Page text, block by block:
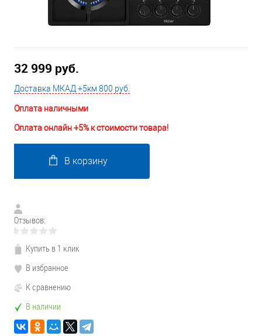
32 999 руб.
Доставка МКАД +5км 800 руб.
Оплата наличными
Оплата онлайн +5% к стоимости товара!
В корзину
Отзывов:
Купить в 1 клик
В избранное
К сравнению
В наличии